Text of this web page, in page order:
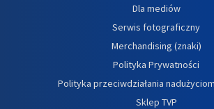
Dla mediów
Serwis fotograficzny
Merchandising (znaki)
Polityka Prywatności
Polityka przeciwdziałania
Sklep TVP